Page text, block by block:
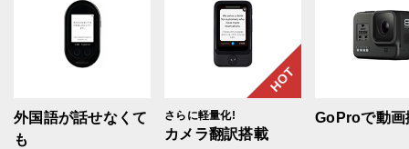
外国語が話せなくて
も
HOT
さらに軽量化!
カメラ翻訳搭載
GoProで動画